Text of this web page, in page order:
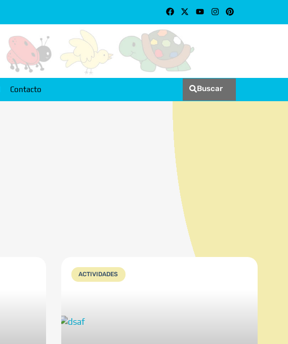
Contacto Buscar
ACTIVIDADES